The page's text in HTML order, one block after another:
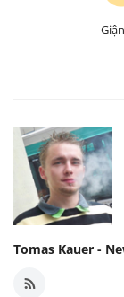
Tomas Kauer -